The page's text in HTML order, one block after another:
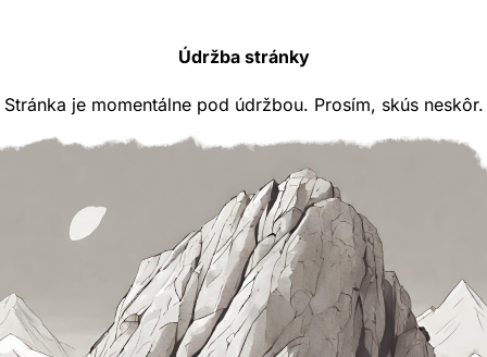
Údržba stránky
Stránka je momentálne pod údržbou. Prosím, skús neskôr.